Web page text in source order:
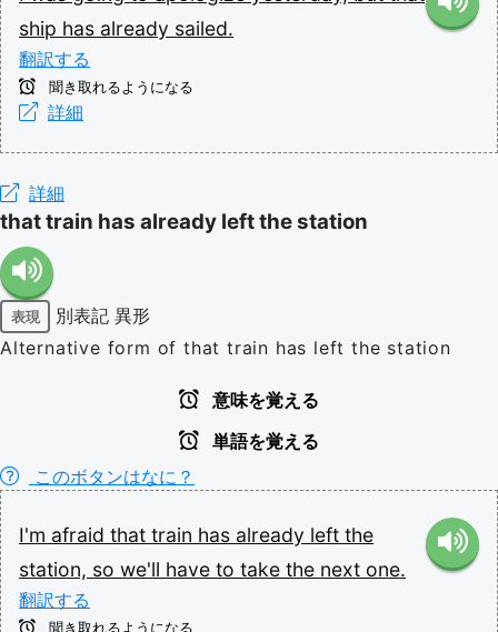
ship has already sailed.
翻訳する
聞き取れるようになる
詳細
詳細
that train has already left the station
表現 別表記 異形
Alternative form of that train has left the station
意味を覚える
単語を覚える
このボタンはなに？
I'm afraid that train has already left the
station, so we'll have to take the next one.
翻訳する
聞き取れるようになる